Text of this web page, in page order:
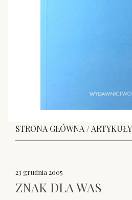
STRONA GŁÓWNA /ARTYKUŁY
23 grudnia 2005
ZNAK DLA WAS